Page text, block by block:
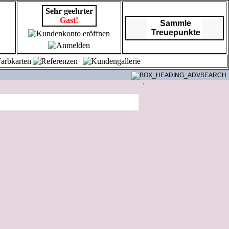
Sehr geehrter
Gast!
Sammle
Treuepunkte